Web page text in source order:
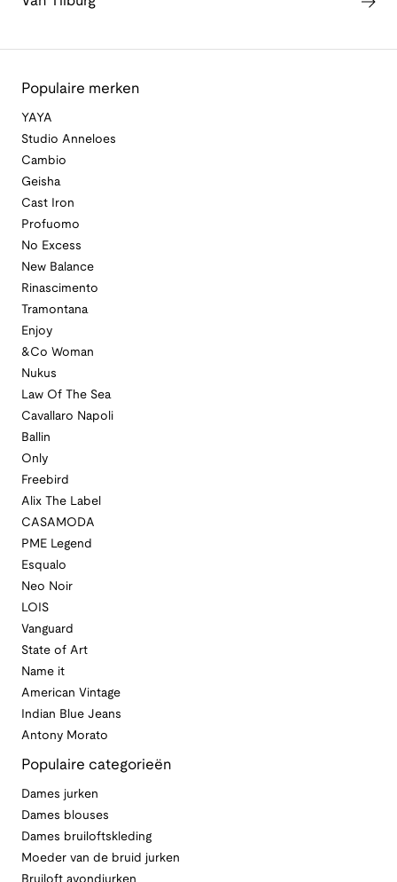
Populaire merken
YAYA
Studio Anneloes
Cambio
Geisha
Cast Iron
Profuomo
No Excess
New Balance
Rinascimento
Tramontana
Enjoy
&Co Woman
Nukus
Law Of The Sea
Cavallaro Napoli
Ballin
Only
Freebird
Alix The Label
CASAMODA
PME Legend
Esqualo
Neo Noir
LOIS
Vanguard
State of Art
Name it
American Vintage
Indian Blue Jeans
Antony Morato
Populaire categorieën
Dames jurken
Dames blouses
Dames bruiloftskleding
Moeder van de bruid jurken
Bruiloft avondjurken